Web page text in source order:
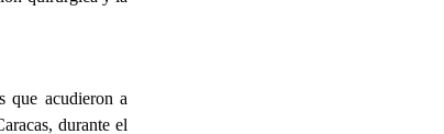
que acudieron a
durante el